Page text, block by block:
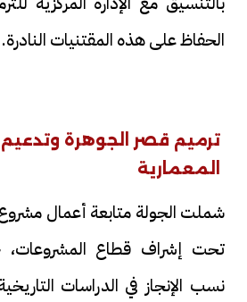
الحفاظ على هذه المقتنيات النادرة.
ترميم قصر الجوهرة وتدعيم
المعمارية
شملت الجولة متابعة أعمال
تحت إشراف قطاع
نسب الإنجاز في الدراسات